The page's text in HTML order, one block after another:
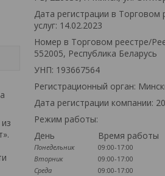
Дата регистрации в
услуг: 14.02.2023
Номер в Торговом реестре/
552005, Республика Беларусь
УНП: 193667564
Регистрационный орган:
Дата регистрации компании:
Режим работы:
День
Время работы
Понедельник
09:00-17:00
Вторник
09:00-17:00
Среда
09:00-17:00